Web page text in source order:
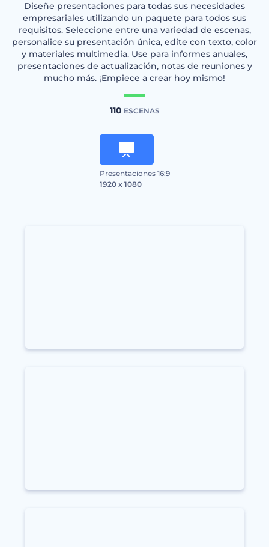
Diseñe presentaciones para todas sus necesidades
empresariales utilizando un paquete para todos sus
requisitos. Seleccione entre una variedad de escenas,
personalice su presentación única, edite con texto, color
y materiales multimedia. Use para informes anuales,
presentaciones de actualización, notas de reuniones y
mucho más. ¡Empiece a crear hoy mismo!
110 ESCENAS
Presentaciones 16:9
1920 x 1080